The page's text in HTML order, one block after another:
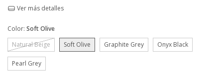
Ver más detalles
Color: Soft Olive
Natural Beige
Soft Olive Graphite Grey Onyx Black
Pearl Grey